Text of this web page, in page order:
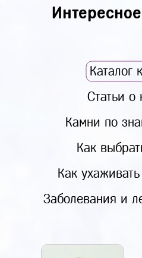
Каталог
Статьи о
Камни по
Как
Как
Заболевания и